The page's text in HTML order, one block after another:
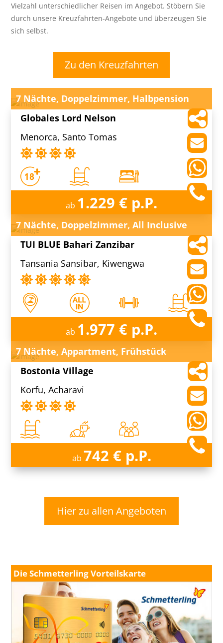
Vielzahl unterschiedlicher Reisen im Angebot. Stöbern Sie
durch unsere Kreuzfahrten-Angebote und überzeugen Sie
sich selbst.
Zu den Kreuzfahrten
7 Nächte, Doppelzimmer, Halbpension
Globales Lord Nelson
Menorca, Santo Tomas
ab 1.229 € p.P.
7 Nächte, Doppelzimmer, All Inclusive
TUI BLUE Bahari Zanzibar
Tansania Sansibar, Kiwengwa
ab 1.977 € p.P.
7 Nächte, Appartment, Frühstück
Bostonia Village
Korfu, Acharavi
ab 742 € p.P.
Hier zu allen Angeboten
Die Schmetterling Vorteilskarte